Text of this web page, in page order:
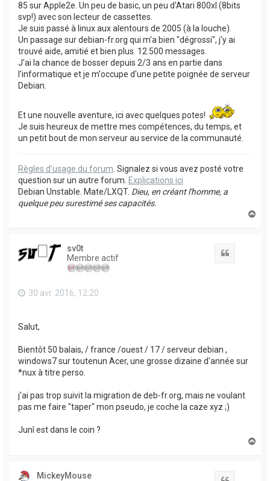
85 sur Apple2e. Un peu de basic, un peu d'Atari 800xl (8bits
svp!) avec son lecteur de cassettes.
Je suis passé à linux aux alentours de 2005 (à la louche).
Un passage sur debian-fr.org qui m'a bien "dégrossi", j'y ai
trouvé aide, amitié et bien plus. 12.500 messages.
J'ai la chance de bosser depuis 2/3 ans en partie dans
l'informatique et je m'occupe d'une petite poignée de serveur
Debian.
Et une nouvelle aventure, ici avec quelques potes!
Je suis heureux de mettre mes compétences, du temps, et
un petit bout de mon serveur au service de la communauté.
Règles d'usage du forum . Signalez si vous avez posté votre
question sur un autre forum. Explications ici
Debian Unstable. Mate/LXQT. Dieu, en créant l'homme, a
quelque peu surestimé ses capacités.
sv0t
Membre actif
30 avr. 2016, 12:20
Salut,
Bientôt 50 balais, / france /ouest / 17 / serveur debian ,
windows7 sur toutenun Acer, une grosse dizaine d'année sur
*nux à titre perso.
j'ai pas trop suivit la migration de deb-fr.org, mais ne voulant
pas me faire "taper" mon pseudo, je coche la caze xyz ;)
Junî est dans le coin ?
MickeyMouse